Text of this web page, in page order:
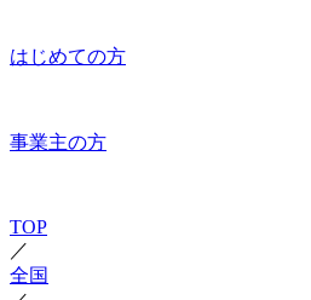
はじめての方
事業主の方
TOP
／
全国